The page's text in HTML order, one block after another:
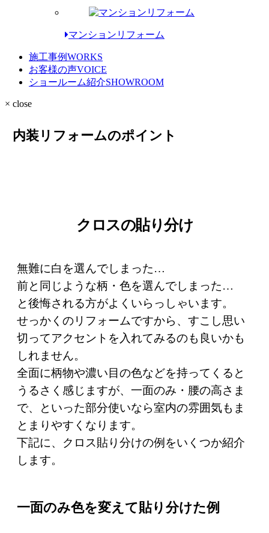
マンションリフォーム
施工事例WORKS
お客様の声VOICE
ショールーム紹介SHOWROOM
× close
内装リフォームのポイント
クロスの貼り分け
無難に白を選んでしまった…
前と同じような柄・色を選んでしまった…
と後悔される方がよくいらっしゃいます。
せっかくのリフォームですから、すこし思い
切ってアクセントを入れてみるのも良いかも
しれません。
全面に柄物や濃い目の色などを持ってくると
うるさく感じますが、一面のみ・腰の高さま
で、といった部分使いなら室内の雰囲気もま
とまりやすくなります。
下記に、クロス貼り分けの例をいくつか紹介
します。
一面のみ色を変えて貼り分けた例